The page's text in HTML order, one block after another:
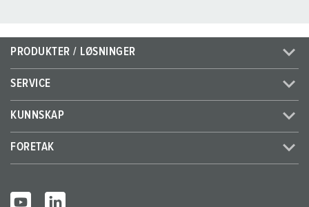
PRODUKTER / LØSNINGER
SERVICE
KUNNSKAP
FORETAK